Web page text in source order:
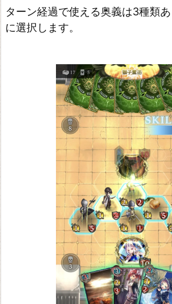
ターン経過で使える奥義は3種類
に選択します。